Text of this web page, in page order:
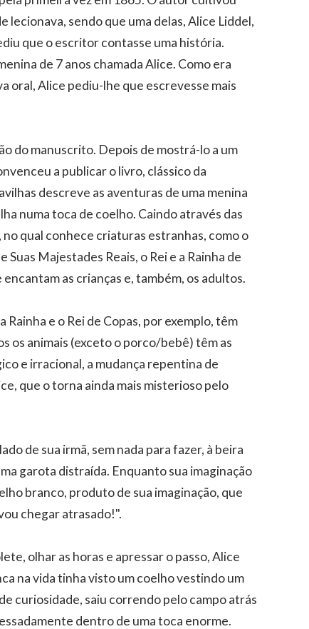
lecionava, sendo que uma delas, Alice Liddel,
que o escritor contasse uma história.
de 7 anos chamada Alice. Como era
oral, Alice pediu-lhe que escrevesse mais
do manuscrito. Depois de mostrá-lo a um
a publicar o livro, clássico da
descreve as aventuras de uma menina
numa toca de coelho. Caindo através das
qual conhece criaturas estranhas, como o
Majestades Reais, o Rei e a Rainha de
as crianças e, também, os adultos.
e o Rei de Copas, por exemplo, têm
os animais (exceto o porco/bebê) têm as
e irracional, a mudança repentina de
que o torna ainda mais misterioso pelo
de sua irmã, sem nada para fazer, à beira
garota distraída. Enquanto sua imaginação
branco, produto de sua imaginação, que
chegar atrasado!".
olhar as horas e apressar o passo, Alice
na vida tinha visto um coelho vestindo um
curiosidade, saiu correndo pelo campo atrás
dentro de uma toca enorme.